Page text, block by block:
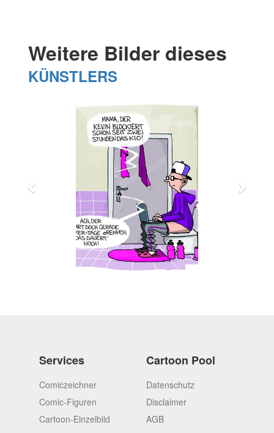
Weitere Bilder dieses
KÜNSTLERS
Services
Comiczeichner
Comic-Figuren
Cartoon-Einzelbild
Cartoon Pool
Datenschutz
Disclaimer
AGB